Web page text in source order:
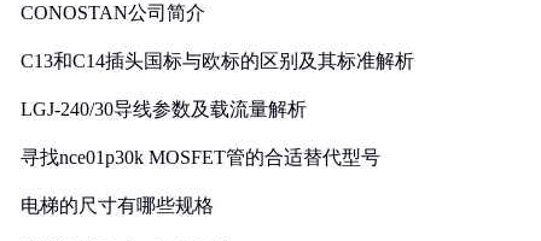
CONOSTAN公司简介
C13和C14插头国标与欧标的区别及其标准解析
LGJ-240/30导线参数及载流量解析
寻找nce01p30k MOSFET管的合适替代型号
电梯的尺寸有哪些规格